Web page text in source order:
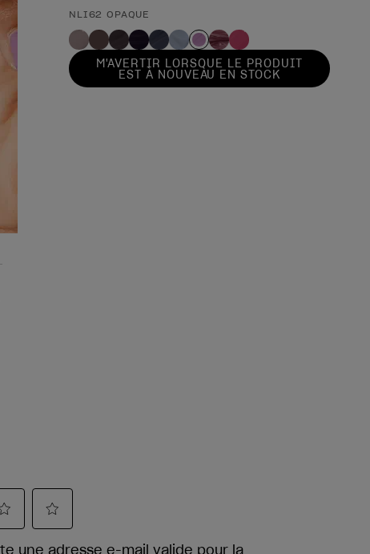
NLI62 OPAQUE
M'AVERTIR LORSQUE LE PRODUIT
EST À NOUVEAU EN STOCK